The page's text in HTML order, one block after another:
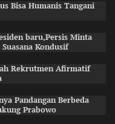
Bisa Humanis Tangani
baru,Persis Minta
Kondusif
Rekrutmen Afirmatif
Pandangan Berbeda
Prabowo